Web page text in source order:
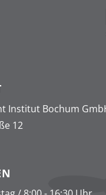
Institut Bochum
12